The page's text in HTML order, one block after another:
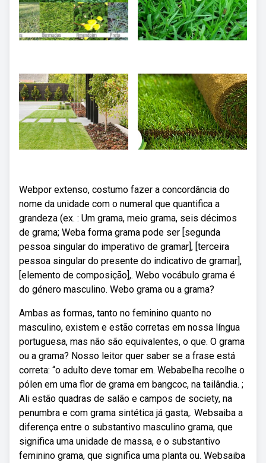
Webpor extenso, costumo fazer a concordância do
nome da unidade com o numeral que quantifica a
grandeza (ex. : Um grama, meio grama, seis décimos
de grama; Weba forma grama pode ser [segunda
pessoa singular do imperativo de gramar], [terceira
pessoa singular do presente do indicativo de gramar],
[elemento de composição],. Webo vocábulo grama é
do género masculino. Webo grama ou a grama?
Ambas as formas, tanto no feminino quanto no
masculino, existem e estão corretas em nossa língua
portuguesa, mas não são equivalentes, o que. O grama
ou a grama? Nosso leitor quer saber se a frase está
correta: “o adulto deve tomar em. Webabelha recolhe o
pólen em uma flor de grama em bangcoc, na tailândia. ;
Ali estão quadras de salão e campos de society, na
penumbra e com grama sintética já gasta,. Websaiba a
diferença entre o substantivo masculino grama, que
significa uma unidade de massa, e o substantivo
feminino grama, que significa uma planta ou. Websaiba